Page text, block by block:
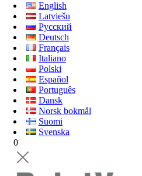
English
Latviešu
Русский
Deutsch
Français
Italiano
Polski
Español
Português
Dansk
Norsk bokmål
Suomi
Svenska
0